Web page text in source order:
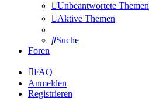
Unbeantwortete Themen
Aktive Themen
Suche
Foren
FAQ
Anmelden
Registrieren